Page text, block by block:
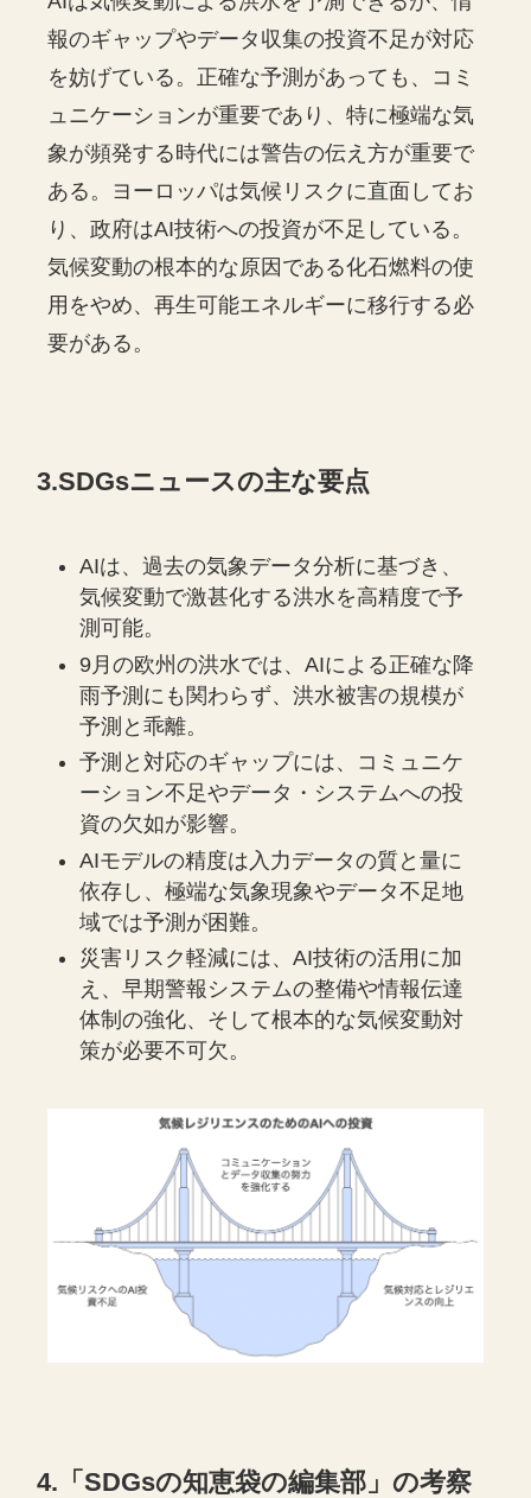
報のギャップやデータ収集の投資不足が対応
を妨げている。正確な予測があっても、コミ
ュニケーションが重要であり、特に極端な気
象が頻発する時代には警告の伝え方が重要で
ある。ヨーロッパは気候リスクに直面してお
り、政府はAI技術への投資が不足している。
気候変動の根本的な原因である化石燃料の使
用をやめ、再生可能エネルギーに移行する必
要がある。
3.SDGsニュースの主な要点
AIは、過去の気象データ分析に基づき、
気候変動で激甚化する洪水を高精度で予
測可能。
9月の欧州の洪水では、AIによる正確な降
雨予測にも関わらず、洪水被害の規模が
予測と乖離。
予測と対応のギャップには、コミュニケ
ーション不足やデータ・システムへの投
資の欠如が影響。
AIモデルの精度は入力データの質と量に
依存し、極端な気象現象やデータ不足地
域では予測が困難。
災害リスク軽減には、AI技術の活用に加
え、早期警報システムの整備や情報伝達
体制の強化、そして根本的な気候変動対
策が必要不可欠。
4.「SDGsの知恵袋の編集部」の考察